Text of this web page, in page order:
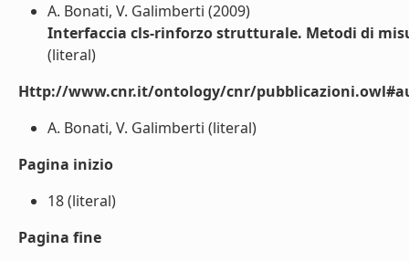
A. Bonati, V. Galimberti (2009)
Interfaccia cls-rinforzo strutturale. Metodi di
(literal)
Http://www.cnr.it/ontology/cnr/
A. Bonati, V. Galimberti (literal)
Pagina inizio
18 (literal)
Pagina fine